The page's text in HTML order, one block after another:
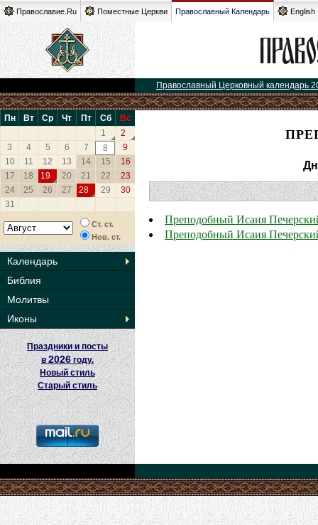
Православие.Ru Поместные Церкви Православный Календарь English
Православный Церковный календарь
Пн Вт Ср Чт Пт Сб
Вс
1
2
3
4 5 6 7 8
9
10
11 12 13 14 15
16
17
18 19 20 21 22
23
24
25 26 27 28 29
30
31
Ст. ст.
Нов. ст.
Календарь
Библия
Молитвы
Иконы
Праздники и посты
в2026 году.
Новый стиль
Старый стиль
Преподобный Исаия
Преподобный Исаия